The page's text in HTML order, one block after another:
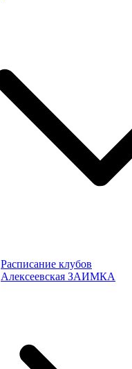
Расписание клубов
Алексеевская ЗАИМКА